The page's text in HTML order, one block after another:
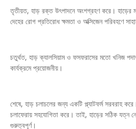
তৃতীয়ত, হাড় রক্ত উৎপাদনে অংশগ্রহণ করে। হাড়ের
দেহের রোগ প্রতিরোধ ক্ষমতা ও অক্সিজেন পরিবহণে
চতুর্থত, হাড় ক্যালসিয়াম ও ফসফরাসের মতো খনিজ
কার্যক্রমে প্রয়োজনীয়।
শেষে, হাড় চলাচলের জন্য একটি প্ল্যাটফর্ম সরবরাহ
চলাফেরায় সহযোগিতা করে। তাই, হাড়ের সঠিক যত্ন
গুরুত্বপূর্ণ।